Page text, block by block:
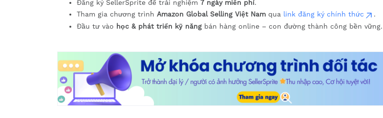
Đăng ký SellerSprite để trải nghiệm 7 ngày miễn phí.
Tham gia chương trình Amazon Global Selling Việt Nam qua link đăng ký chính thức
.
Đầu tư vào học & phát triển kỹ năng bán hàng online – con đường thành công bền vững.